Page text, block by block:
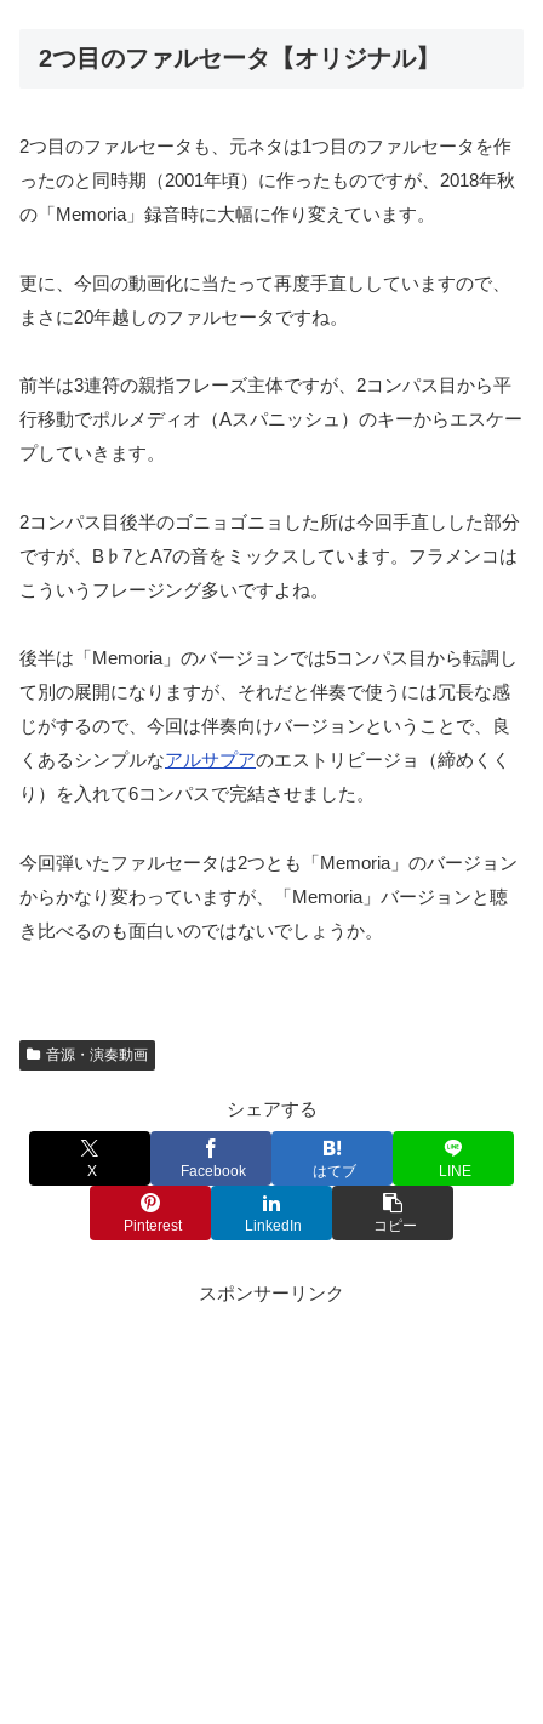
2つ目のファルセータ【オリジナル】
2つ目のファルセータも、元ネタは1つ目のファルセータを作
ったのと同時期（2001年頃）に作ったものですが、2018年秋
の「Memoria」録音時に大幅に作り変えています。
更に、今回の動画化に当たって再度手直ししていますので、
まさに20年越しのファルセータですね。
前半は3連符の親指フレーズ主体ですが、2コンパス目から平
行移動でポルメディオ（Aスパニッシュ）のキーからエスケー
プしていきます。
2コンパス目後半のゴニョゴニョした所は今回手直しした部分
ですが、B♭7とA7の音をミックスしています。フラメンコは
こういうフレージング多いですよね。
後半は「Memoria」のバージョンでは5コンパス目から転調し
て別の展開になりますが、それだと伴奏で使うには冗長な感
じがするので、今回は伴奏向けバージョンということで、良
くあるシンプルなアルサプアのエストリビージョ（締めくく
り）を入れて6コンパスで完結させました。
今回弾いたファルセータは2つとも「Memoria」のバージョン
からかなり変わっていますが、「Memoria」バージョンと聴
き比べるのも面白いのではないでしょうか。
音源・演奏動画
シェアする
X Facebook はてブ LINE
Pinterest LinkedIn コピー
スポンサーリンク